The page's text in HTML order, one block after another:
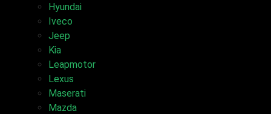
Hyundai
Iveco
Jeep
Kia
Leapmotor
Lexus
Maserati
Mazda